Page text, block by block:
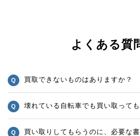
よくある質
買取できないものはありますか？
壊れている自転車でも買い取って
買い取りしてもらうのに、必要な